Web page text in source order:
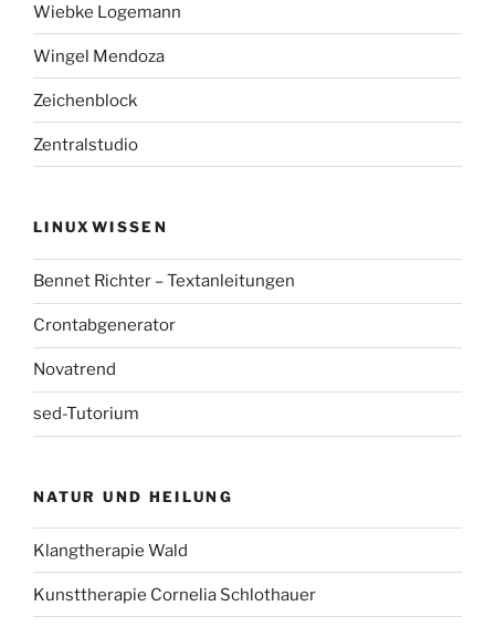
Wiebke Logemann
Wingel Mendoza
Zeichenblock
Zentralstudio
LINUXWISSEN
Bennet Richter – Textanleitungen
Crontabgenerator
Novatrend
sed-Tutorium
NATUR UND HEILUNG
Klangtherapie Wald
Kunsttherapie Cornelia Schlothauer